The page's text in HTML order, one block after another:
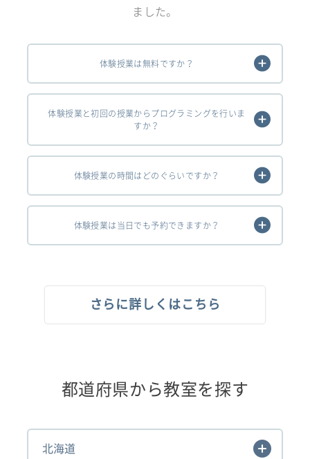
ました。
体験授業は無料ですか？
体験授業と初回の授業からプログラミングを行いま
すか？
体験授業の時間はどのぐらいですか？
体験授業は当日でも予約できますか？
さらに詳しくはこちら
都道府県から教室を探す
北海道